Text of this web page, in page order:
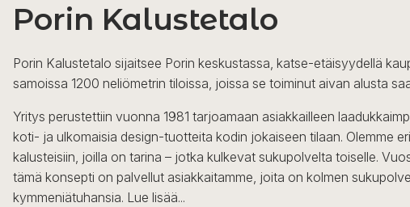
Porin Kalustetalo
Porin Kalustetalo sijaitsee Porin keskustassa, katse-etäisyydellä
samoissa 1200 neliömetrin tiloissa, joissa se toiminut aivan alusta
Yritys perustettiin vuonna 1981 tarjoamaan asiakkailleen
koti- ja ulkomaisia design-tuotteita kodin jokaiseen tilaan. Olemme
kalusteisiin, joilla on tarina – jotka kulkevat sukupolvelta toiselle.
tämä konsepti on palvellut asiakkaitamme, joita on kolmen
kymmeniätuhansia. Lue lisää...